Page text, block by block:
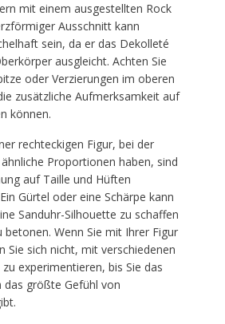
mit einem ausgestellten Rock
Ausschnitt kann
sein, da er das Dekolleté
ausgleicht. Achten Sie
oder Verzierungen im oberen
zusätzliche Aufmerksamkeit auf
können.
rechteckigen Figur, bei der
Proportionen haben, sind
auf Taille und Hüften
Gürtel oder eine Schärpe kann
Sanduhr-Silhouette zu schaffen
betonen. Wenn Sie mit Ihrer Figur
Sie sich nicht, mit verschiedenen
experimentieren, bis Sie das
das größte Gefühl von